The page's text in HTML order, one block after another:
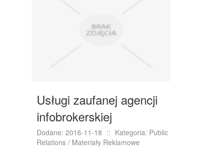
DOMY, MIESZKANIA
KURSY I SZKOLENIA
TŁUMACZENIA
BIZNES ONLINE
Usługi zaufanej agencji
infobrokerskiej
Dodane: 2016-11-18 :: Kategoria: Public
Relations / Materiały Reklamowe